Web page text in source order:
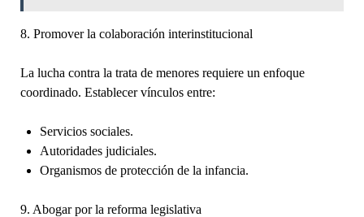
8. Promover la colaboración interinstitucional
La lucha contra la trata de menores requiere un enfoque
coordinado. Establecer vínculos entre:
Servicios sociales.
Autoridades judiciales.
Organismos de protección de la infancia.
9. Abogar por la reforma legislativa